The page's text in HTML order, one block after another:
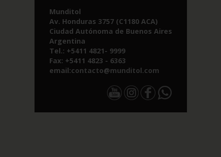
Munditol
Av. Honduras 3757 (C1180 ACA)
Ciudad Autónoma de Buenos Aires
Argentina
Tel.: +5411 4821- 9999
Fax: +5411 4823 - 6363
email:contacto@munditol.com